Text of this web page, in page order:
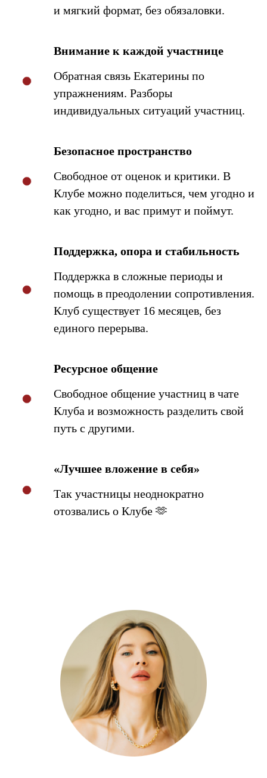
и мягкий формат, без обязаловки.
Внимание к каждой участнице
Обратная связь Екатерины по
упражнениям. Разборы
индивидуальных ситуаций участниц.
Безопасное пространство
Свободное от оценок и критики. В
Клубе можно поделиться, чем угодно и
как угодно, и вас примут и поймут.
Поддержка, опора и стабильность
Поддержка в сложные периоды и
помощь в преодолении сопротивления.
Клуб существует 16 месяцев, без
единого перерыва.
Ресурсное общение
Свободное общение участниц в чате
Клуба и возможность разделить свой
путь с другими.
«Лучшее вложение в себя»
Так участницы неоднократно
отозвались о Клубе 🫶